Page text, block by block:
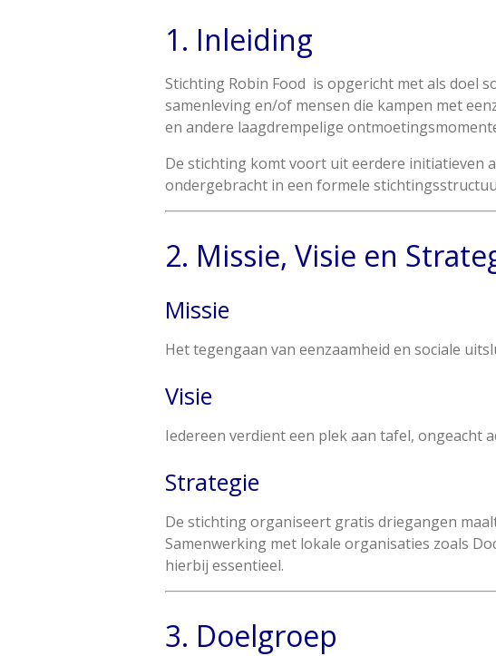
1. Inleiding
Stichting Robin Food is opgericht met als doel
samenleving en/of mensen die kampen met
en andere laagdrempelige
De stichting komt voort uit eerdere initiatieven
ondergebracht in een formele
2. Missie, Visie en
Missie
Het tegengaan van eenzaamheid en sociale
Visie
Iedereen verdient een plek aan tafel, ongeacht
Strategie
De stichting organiseert gratis driegangen
Samenwerking met lokale organisaties zoals
hierbij essentieel.
3. Doelgroep